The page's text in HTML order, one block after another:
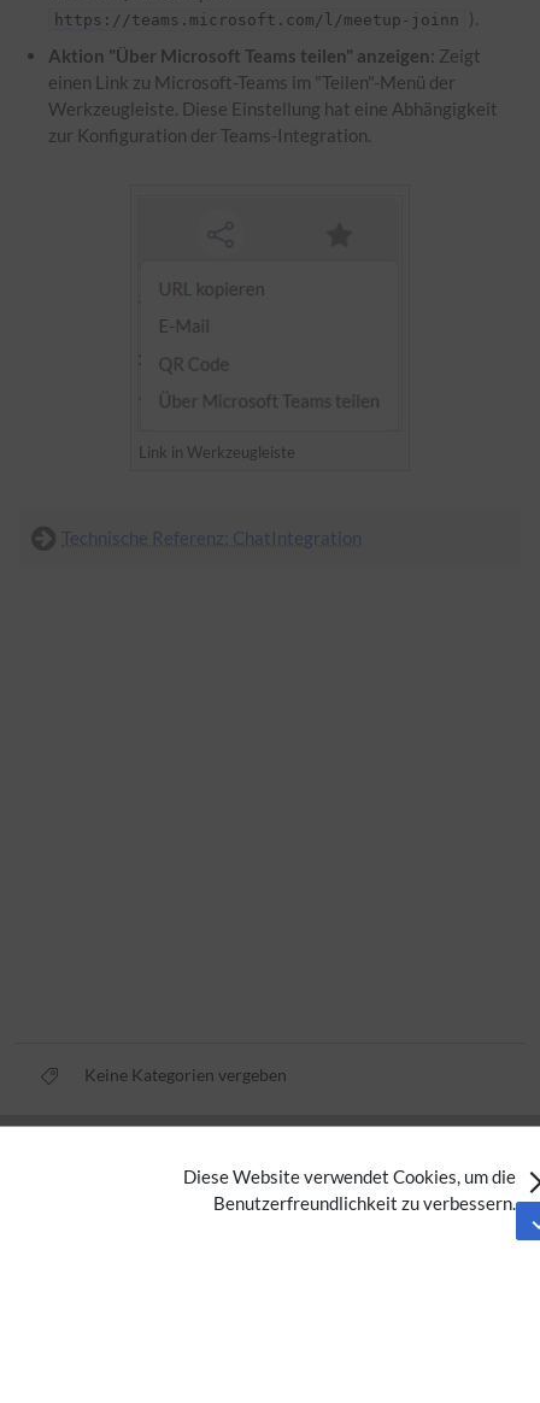
Diese Website verwendet Cookies, um die
Benutzerfreundlichkeit zu verbessern.
https ://teams.microsoft.com/l/meetup-joinn
).
Aktion "Über Microsoft Teams teilen" anzeigen: Zeigt
einen Link zu Microsoft-Teams im "Teilen"-Menü der
Werkzeugleiste. Diese Einstellung hat eine Abhängigkeit
zur Konfiguration der Teams-Integration.
Link in Werkzeugleiste
Technische Referenz: ChatIntegration
Keine Kategorien vergeben
Nutzungsbedingungen